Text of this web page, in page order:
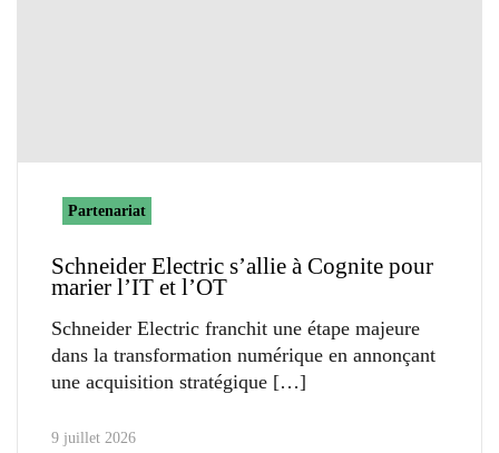
Partenariat
Schneider Electric s’allie à Cognite pour
marier l’IT et l’OT
Schneider Electric franchit une étape majeure
dans la transformation numérique en annonçant
une acquisition stratégique
9 juillet 2026